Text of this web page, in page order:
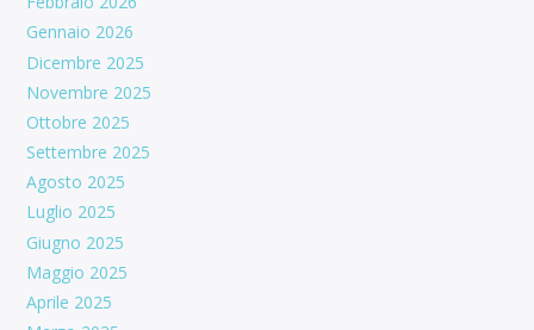
Gennaio 2026
Dicembre 2025
Novembre 2025
Ottobre 2025
Settembre 2025
Agosto 2025
Luglio 2025
Giugno 2025
Maggio 2025
Aprile 2025